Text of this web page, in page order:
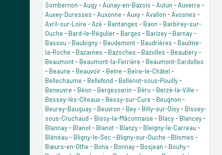
Sombernon -Augy-Aunay-en-Bazois -Autun -Auxerre -
Auxey-Duresses -Auxonne -Auxy-Avallon -Avosnes -
Avril-sur-Loire -Azé - Bantanges - Baon - Barbirey-sur-
Ouche - Bard-le-Régulier- Barges - Barizey- Barnay-
Bassou - Baubigny- Baudemont- Baudrières - Baulme-
la-Roche - Bazarnes - Bazoches - Bazolles - Beaubery-
Beaumont- Beaumont-la-Ferrière - Beaumont-Sardolles
- Beaune - Beauvoir- Beine - Beire-le-Châtel -
Bellechaume - Bellefond - Bellenot-sous-Pouilly-
Beneuvre - Béon - Bergesserin - Béru - Berzé-la-Ville -
Bessey-lès-Cîteaux- Bessy-sur-Cure - Beugnon -
Beurey-Bauguay- Beuvron - Bey- Billy-sur-Oisy- Bissey-
sous-Cruchaud - Bissy-la-Mâconnaise - Blacy- Blancey-
Blannay- Blanot- Blanot- Blanzy- Bleigny-le-Carreau -
Bléneau - Bligny-le-Sec - Bligny-sur-Ouche - Blismes -
Bœurs-en-Othe - Bona - Bonnay- Bosjean - Bouhy-